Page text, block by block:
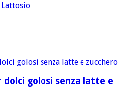
Lattosio
dolci golosi senza latte e